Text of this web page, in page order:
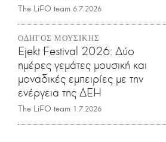
The LiFO team 6.7.2026
ΟΔΗΓΟΣ ΜΟΥΣΙΚΗΣ
Ejekt Festival 2026: Δύο
ημέρες γεμάτες μουσική και
μοναδικές εμπειρίες με την
ενέργεια της ΔΕΗ
The LiFO team 1.7.2026